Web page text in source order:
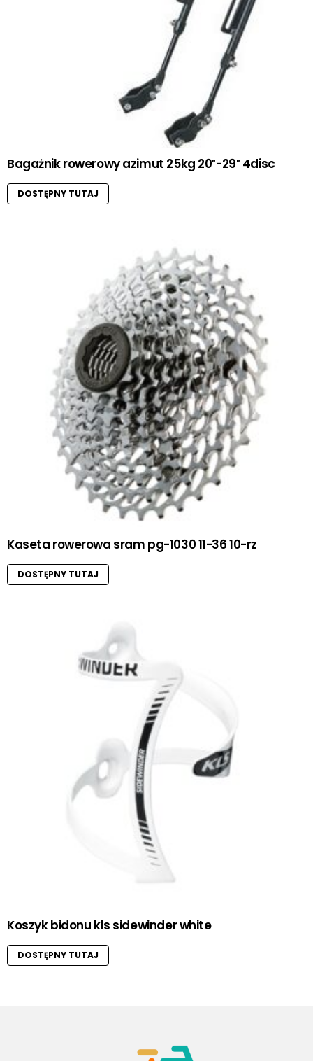
Bagażnik rowerowy azimut 25kg 20″-29″ 4disc
DOSTĘPNY TUTAJ
Kaseta rowerowa sram pg-1030 11-36 10-rz
DOSTĘPNY TUTAJ
Koszyk bidonu kls sidewinder white
DOSTĘPNY TUTAJ